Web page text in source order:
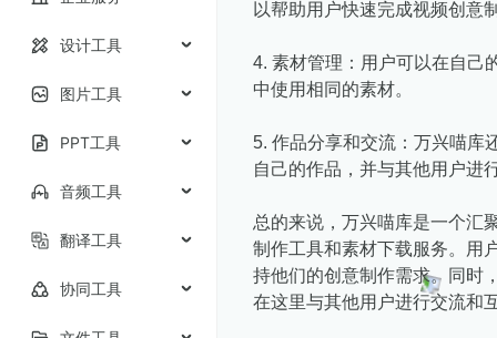
设计工具
图片工具
PPT工具
音频工具
翻译工具
协同工具
以帮助用户快速完成视频创意
4. 素材管理：用户可以在自己
中使用相同的素材。
5. 作品分享和交流：万兴喵库
自己的作品，并与其他用户进
总的来说，万兴喵库是一个汇
制作工具和素材下载服务。用
持他们的创意制作需求。同时
在这里与其他用户进行交流和